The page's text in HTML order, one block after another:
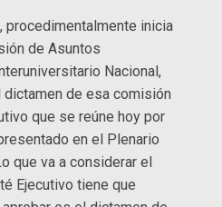
procedimentalmente inicia
de Asuntos
Nacional,
de esa comisión
que se reúne hoy por
en el Plenario
que va a considerar el
Ejecutivo tiene que